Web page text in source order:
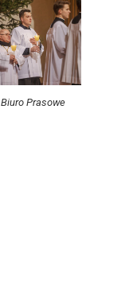
Biuro Prasowe